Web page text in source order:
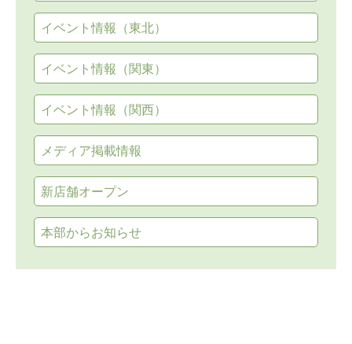
イベント情報（東北）
イベント情報（関東）
イベント情報（関西）
メディア掲載情報
新店舗オープン
本部からお知らせ